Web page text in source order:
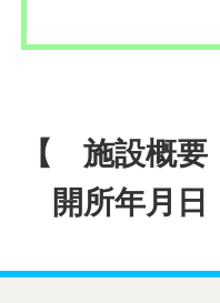
【 施設概要
開所年月日